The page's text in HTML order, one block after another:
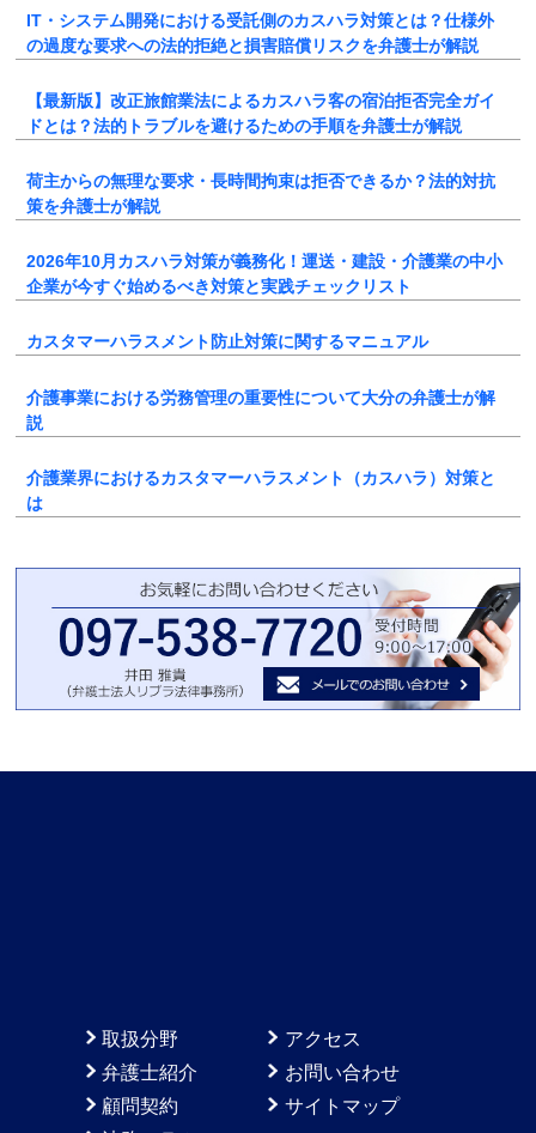
IT・システム開発における受託側のカスハラ対策とは？仕様外
の過度な要求への法的拒絶と損害賠償リスクを弁護士が解説
【最新版】改正旅館業法によるカスハラ客の宿泊拒否完全ガイ
ドとは？法的トラブルを避けるための手順を弁護士が解説
荷主からの無理な要求・長時間拘束は拒否できるか？法的対抗
策を弁護士が解説
2026年10月カスハラ対策が義務化！運送・建設・介護業の中小
企業が今すぐ始めるべき対策と実践チェックリスト
カスタマーハラスメント防止対策に関するマニュアル
介護事業における労務管理の重要性について大分の弁護士が解
説
介護業界におけるカスタマーハラスメント（カスハラ）対策と
は
取扱分野
弁護士紹介
顧問契約
アクセス
お問い合わせ
サイトマップ